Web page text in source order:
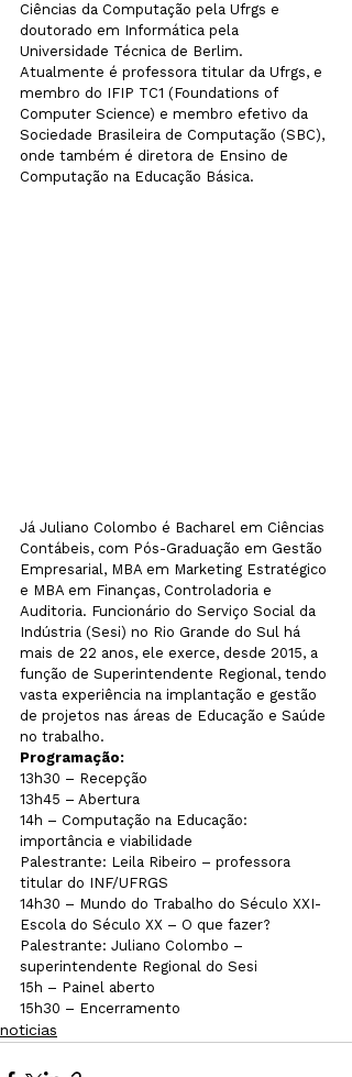
Ciências da Computação pela Ufrgs e
doutorado em Informática pela
Universidade Técnica de Berlim.
Atualmente é professora titular da Ufrgs, e
membro do IFIP TC1 (Foundations of
Computer Science) e membro efetivo da
Sociedade Brasileira de Computação (SBC),
onde também é diretora de Ensino de
Computação na Educação Básica.
Já Juliano Colombo é Bacharel em Ciências
Contábeis, com Pós-Graduação em Gestão
Empresarial, MBA em Marketing Estratégico
e MBA em Finanças, Controladoria e
Auditoria. Funcionário do Serviço Social da
Indústria (Sesi) no Rio Grande do Sul há
mais de 22 anos, ele exerce, desde 2015, a
função de Superintendente Regional, tendo
vasta experiência na implantação e gestão
de projetos nas áreas de Educação e Saúde
no trabalho.
Programação:
13h30 – Recepção
13h45 – Abertura
14h – Computação na Educação:
importância e viabilidade
Palestrante: Leila Ribeiro – professora
titular do INF/UFRGS
14h30 – Mundo do Trabalho do Século XXI-
Escola do Século XX – O que fazer?
Palestrante: Juliano Colombo –
superintendente Regional do Sesi
15h – Painel aberto
15h30 – Encerramento
noticias